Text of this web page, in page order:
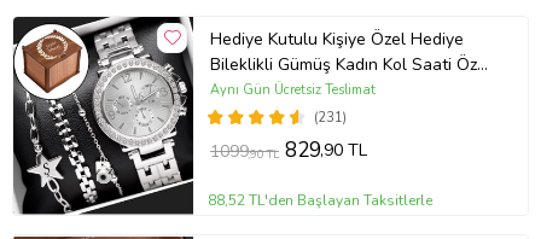
Hediye Kutulu Kişiye Özel Hediye
Bileklikli Gümüş Kadın Kol Saati Özel
Kutusunda (Gümüş)
(231)
Aynı Gün Ücretsiz Teslimat
1099,90 TL 829,90 TL
88,52 TL'den Başlayan Taksitlerle